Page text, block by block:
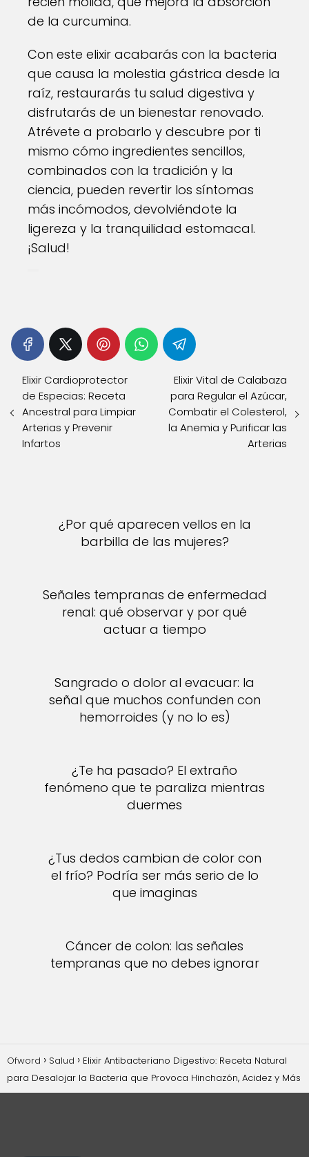
de la curcumina.
Con este elixir acabarás con la bacteria
que causa la molestia gástrica desde la
raíz, restaurarás tu salud digestiva y
disfrutarás de un bienestar renovado.
Atrévete a probarlo y descubre por ti
mismo cómo ingredientes sencillos,
combinados con la tradición y la
ciencia, pueden revertir los síntomas
más incómodos, devolviéndote la
ligereza y la tranquilidad estomacal.
¡Salud!
Elixir Cardioprotector
de Especias: Receta
Ancestral para Limpiar
Arterias y Prevenir
Infartos
Elixir Vital de Calabaza
para Regular el Azúcar,
Combatir el Colesterol,
la Anemia y Purificar las
Arterias
¿Por qué aparecen vellos en la
barbilla de las mujeres?
Señales tempranas de enfermedad
renal: qué observar y por qué
actuar a tiempo
Sangrado o dolor al evacuar: la
señal que muchos confunden con
hemorroides (y no lo es)
¿Te ha pasado? El extraño
fenómeno que te paraliza mientras
duermes
¿Tus dedos cambian de color con
el frío? Podría ser más serio de lo
que imaginas
Cáncer de colon: las señales
tempranas que no debes ignorar
Ofword Salud
Elixir Antibacteriano Digestivo: Receta Natural
para Desalojar la Bacteria que Provoca Hinchazón, Acidez y Más